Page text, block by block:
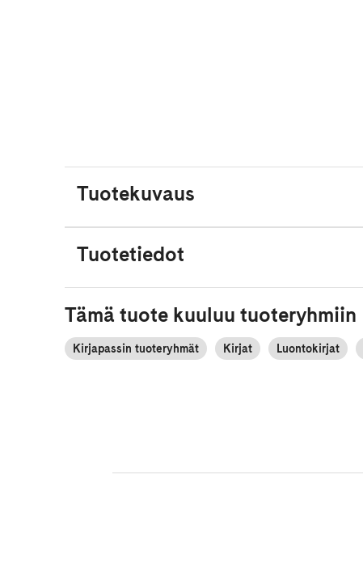
Tuotekuvaus
Tuotetiedot
Tämä tuote kuuluu tuoteryhmiin
Kirjapassin tuoteryhmät Kirjat Luontokirjat